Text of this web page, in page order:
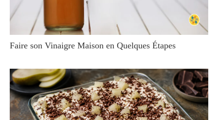
Faire son Vinaigre Maison en Quelques Étapes